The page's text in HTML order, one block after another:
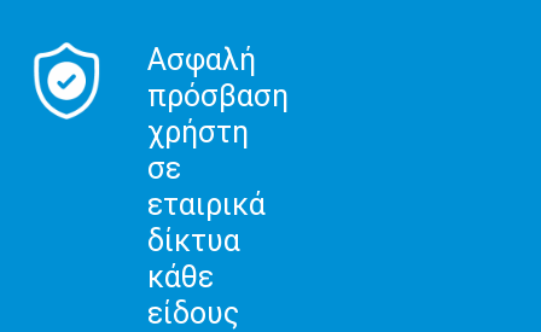
Ασφαλή
πρόσβαση
χρήστη
σε
εταιρικά
δίκτυα
κάθε
είδους